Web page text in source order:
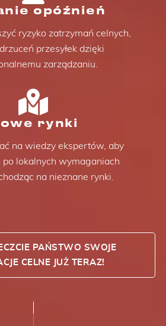
opóźnień
ryzyko zatrzymań celnych,
przesyłek dzięki
zarządzaniu.
rynki
na wiedzy ekspertów, aby
po lokalnych wymaganiach
na nieznane rynki.
PAŃSTWO SWOJE
CELNE JUŻ TERAZ!